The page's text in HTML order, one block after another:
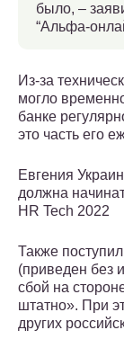
было, –
“Альфа-
Из-за
могло
банке
это часть его
Евгения
должна
HR Tech 2022
Также
(приведен без
сбой на
штатно». При
других